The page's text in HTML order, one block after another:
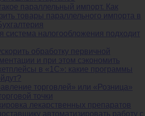
параллельный импорт. Как
товары параллельного импорта в
система налогообложения подходит
обработку первичной
и при этом сэкономить
в «1С»: какие программы
торговлей» или «Розница»
точки
лекарственных препаратов
автоматизировать работу с